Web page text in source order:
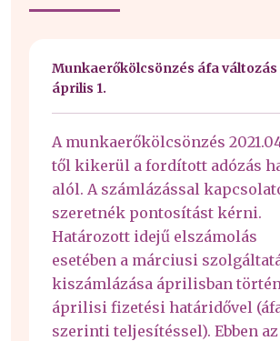
Munkaerőkölcsönzés áfa változás
április 1.
A munkaerőkölcsönzés
től kikerül a fordított adózás
alól. A számlázással
szeretnék pontosítást kérni.
Határozott idejű elszámolás
esetében a márciusi
kiszámlázása áprilisban
áprilisi fizetési határidővel
szerinti teljesítéssel). Ebben az